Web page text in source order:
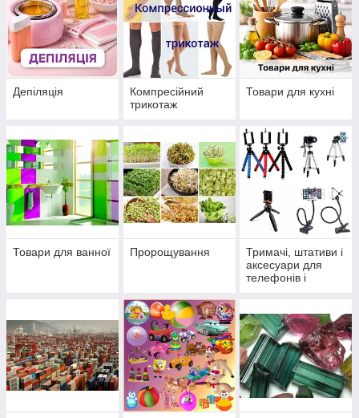
Депіляція
Компресійний
трикотаж
Товари для кухні
Товари для ванної Пророщування
Тримачі, штативи і
аксесуари для
телефонів і